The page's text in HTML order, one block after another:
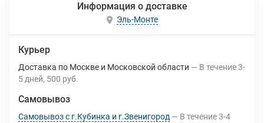
Информация о доставке
Эль-Монте
Курьер
Доставка по Москве и Московской области В течение3-
5 дней 500 руб.
Самовывоз
Самовывоз с г.Кубинка и г.Звенигород В течение3-4